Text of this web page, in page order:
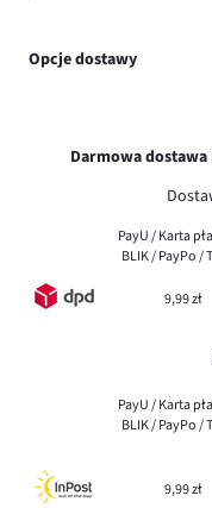
Opcje dostawy
Darmowa dostawa
PayU / Karta
BLIK / PayPo /
9,99 zł
PayU / Karta
BLIK / PayPo /
9,99 zł